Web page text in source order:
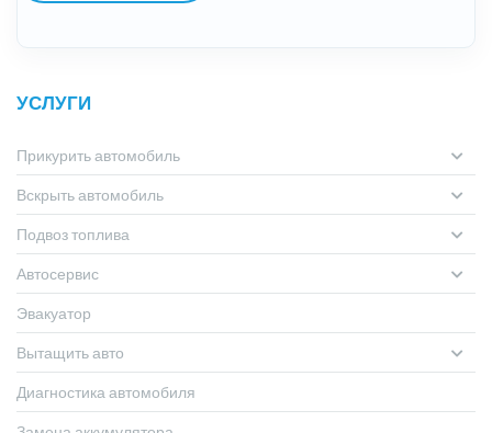
УСЛУГИ
Прикурить автомобиль
Вскрыть автомобиль
Подвоз топлива
Автосервис
Эвакуатор
Вытащить авто
Диагностика автомобиля